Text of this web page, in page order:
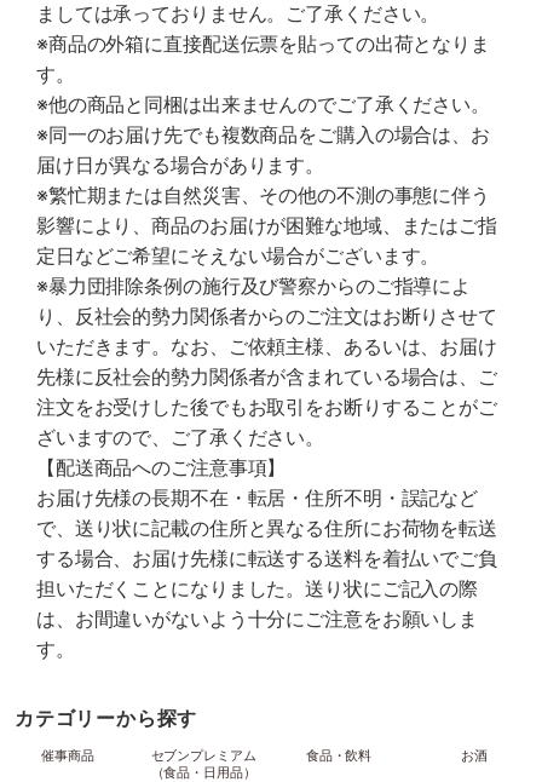
ましては承っておりません。ご了承ください。
※商品の外箱に直接配送伝票を貼っての出荷となりま
す。
※他の商品と同梱は出来ませんのでご了承ください。
※同一のお届け先でも複数商品をご購入の場合は、お
届け日が異なる場合があります。
※繁忙期または自然災害、その他の不測の事態に伴う
影響により、商品のお届けが困難な地域、またはご指
定日などご希望にそえない場合がございます。
※暴力団排除条例の施行及び警察からのご指導によ
り、反社会的勢力関係者からのご注文はお断りさせて
いただきます。なお、ご依頼主様、あるいは、お届け
先様に反社会的勢力関係者が含まれている場合は、ご
注文をお受けした後でもお取引をお断りすることがご
ざいますので、ご了承ください。
【配送商品へのご注意事項】
お届け先様の長期不在・転居・住所不明・誤記など
で、送り状に記載の住所と異なる住所にお荷物を転送
する場合、お届け先様に転送する送料を着払いでご負
担いただくことになりました。送り状にご記入の際
は、お間違いがないよう十分にご注意をお願いしま
す。
カテゴリーから探す
催事商品
セブンプレミアム
（食品・日用品）
食品・飲料 お酒